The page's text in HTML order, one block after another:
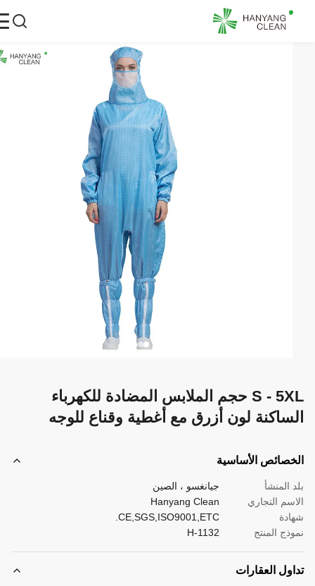
S - 5XL حجم الملابس المضادة للكهرباء
لون أزرق مع أغطية وقناع للوجه
الأساسية
المنشأ
جيانغسو ، الصين
التجاري
Hanyang Clean
CE,SGS,ISO9001,ETC.
المنتج
H-1132
العقارات